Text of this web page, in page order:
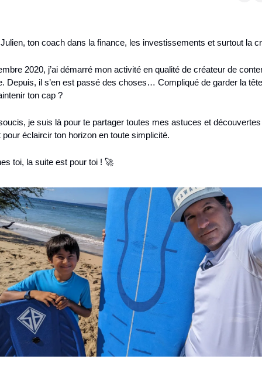
Julien, ton coach dans la finance, les investissements et surtout la
2020, j’ai démarré mon activité en qualité de créateur de
Depuis, il s’en est passé des choses… Compliqué de garder la
ton cap ?
je suis là pour te partager toutes mes astuces et
pour éclaircir ton horizon en toute simplicité.
toi, la suite est pour toi ! 🚀